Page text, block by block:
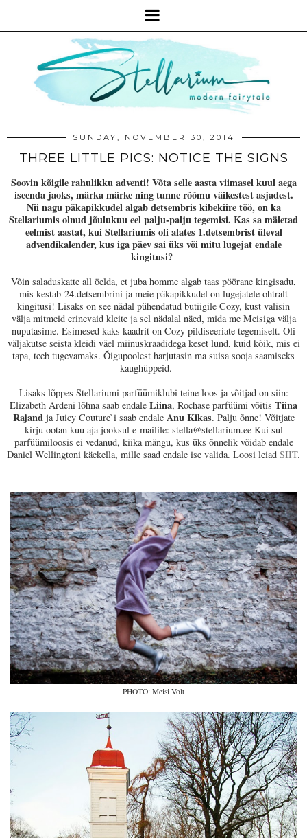
SUNDAY, NOVEMBER 30, 2014
THREE LITTLE PICS: NOTICE THE SIGNS
Soovin kõigile rahulikku adventi! Võta selle aasta viimasel kuul aega
iseenda jaoks, märka märke ning tunne rõõmu väikestest asjadest.
Nii nagu päkapikkudel algab detsembris kibekiire töö, on ka
Stellariumis olnud jõulukuu eel palju-palju tegemisi. Kas sa mäletad
eelmist aastat, kui Stellariumis oli alates 1.detsembrist üleval
advendikalender, kus iga päev sai üks või mitu lugejat endale
kingitusi?
Võin saladuskatte all öelda, et juba homme algab taas pöörane kingisadu,
mis kestab 24.detsembrini ja meie päkapikkudel on lugejatele ohtralt
kingitusi! Lisaks on see nädal pühendatud butiigile Cozy, kust valisin
välja mitmeid erinevaid kleite ja sel nädalal näed, mida me Meisiga välja
nuputasime. Esimesed kaks kaadrit on Cozy pildiseeriate tegemiselt. Oli
väljakutse seista kleidi väel miinuskraadidega keset lund, kuid kõik, mis ei
tapa, teeb tugevamaks. Õigupoolest harjutasin ma suisa sooja saamiseks
kaughüppeid.
Lisaks lõppes Stellariumi parfüümiklubi teine loos ja võitjad on siin:
Elizabeth Ardeni lõhna saab endale Liina, Rochase parfüümi võitis Tiina
Rajandja Juicy Couture`i saab endale Anu Kikas. Palju õnne! Võitjate
kirju ootan kuu aja jooksul e-mailile: stella@stellarium.ee Kui sul
parfüümiloosis ei vedanud, kiika mängu, kus üks õnnelik võidab endale
Daniel Wellingtoni käekella, mille saad endale ise valida. Loosi leiad SIIT.
PHOTO: Meisi Volt